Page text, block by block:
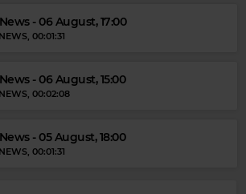
- 06 August, 17:00
, 00:01:31
- 06 August, 15:00
, 00:02:08
- 05 August, 18:00
, 00:01:31